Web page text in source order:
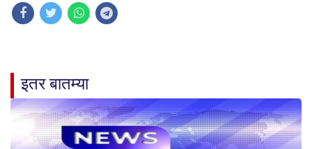
इतर बातम्या